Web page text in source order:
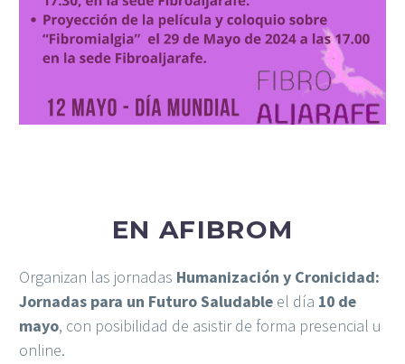
EN AFIBROM
Organizan las jornadas Humanización y Cronicidad:
Jornadas para un Futuro Saludable el día 10 de
mayo, con posibilidad de asistir de forma presencial u
online.